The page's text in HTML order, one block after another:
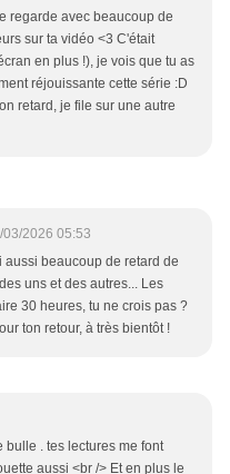
regarde avec beaucoup de
sur ta vidéo <3 C'était
en plus !), je vois que tu as
réjouissante cette série :D
retard, je file sur une autre
03/2026 05:53
aussi beaucoup de retard de
uns et des autres... Les
30 heures, tu ne crois pas ?
ton retour, à très bientôt !
. tes lectures me font
aussi <br /> Et en plus le